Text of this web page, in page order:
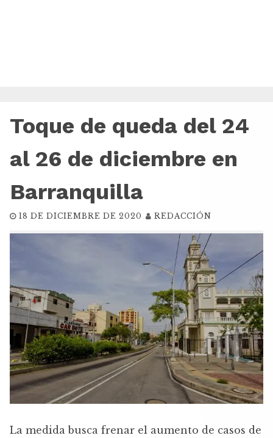
Toque de queda del 24
al 26 de diciembre en
Barranquilla
18 DE DICIEMBRE DE 2020 REDACCIÓN
La medida busca frenar el aumento de casos de